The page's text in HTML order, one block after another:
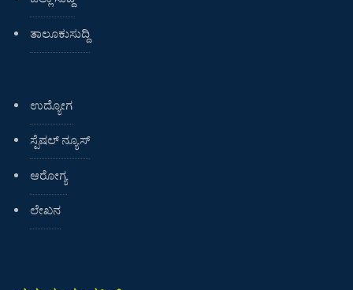
ತಾಲೂಕುಸುದ್ದಿ
ಉದ್ಯೋಗ
ಸ್ಪೆಷಲ್ ನ್ಯೂಸ್
ಆರೋಗ್ಯ
ಲೇಖನ